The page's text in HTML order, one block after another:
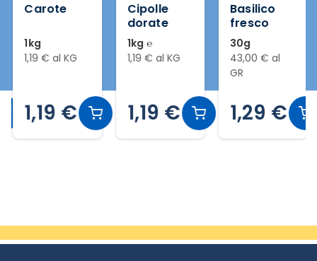
Carote
1kg
1,19 € al KG
1,19 €
Cipolle
dorate
1kg ℮
1,19 € al KG
1,19 €
Basilico
fresco
30g
43,00 € al
GR
1,29 €